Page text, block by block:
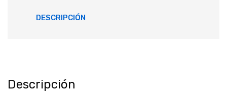
DESCRIPCIÓN
Descripción